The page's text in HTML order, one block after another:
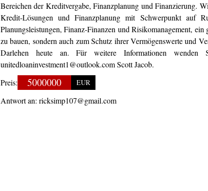
Bereichen der Kreditvergabe, Finanzplanung und Finanzierung.
Kredit-Lösungen und Finanzplanung mit Schwerpunkt auf
Planungsleistungen, Finanz-Finanzen und Risikomanagement,
zu bauen, sondern auch zum Schutz ihrer Vermögenswerte und
Darlehen heute an. Für weitere Informationen
unitedloaninvestment1@outlook.com Scott Jacob.
Preis:
5000000 EUR
Antwort an: ricksimp107@gmail.com